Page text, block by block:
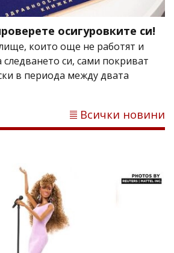
осигуровките си!
които още не работят и
следването си, сами покриват
в периода между двата
Всички новини